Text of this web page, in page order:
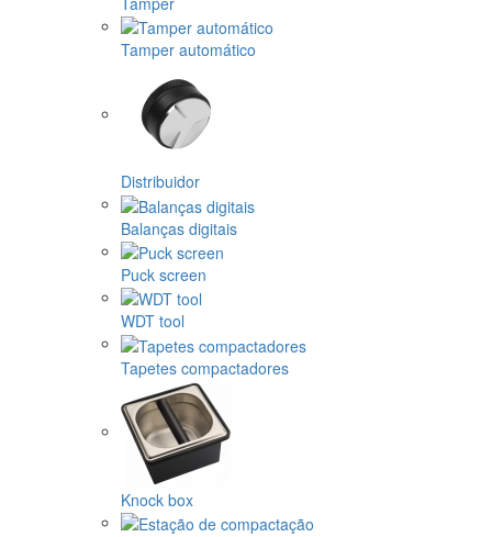
Tamper automático
Distribuidor
Balanças digitais
Puck screen
WDT tool
Tapetes compactadores
Knock box